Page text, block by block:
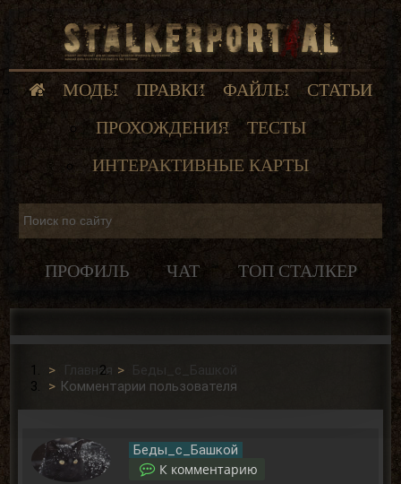
МОДЫ ПРАВКИ ФАЙЛЫ
СТАТЬИ
ПРОХОЖДЕНИЯ
ТЕСТЫ
ИНТЕРАКТИВНЫЕ КАРТЫ
ПРОФИЛЬ ЧАТ ТОП СТАЛКЕР
Главная
Беды_с_Башкой
Комментарии пользователя
Беды_с_Башкой
К комментарию